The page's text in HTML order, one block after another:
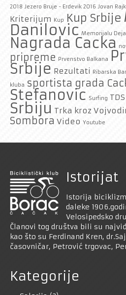
2018 Jezero Bruje - Erdevik 2016 Jovan
Kriterijum Kup Kup Srbije
Danilovic Memorijalu
Nagrada Cacka
pripreme Prvenstvo Balkana
Srbije Rezultati Ribarska
kluba sportista grada
Stefanovic Surfing TDS
Srbiju Trka kroz
Sombora Video Youtube
Istorijat
Istorija
daleke
Velosipedsko
Članovi tog društva bili su
kao što su Ferdinand Kren,
časovničar, Petrović trgovac,
Kategorije